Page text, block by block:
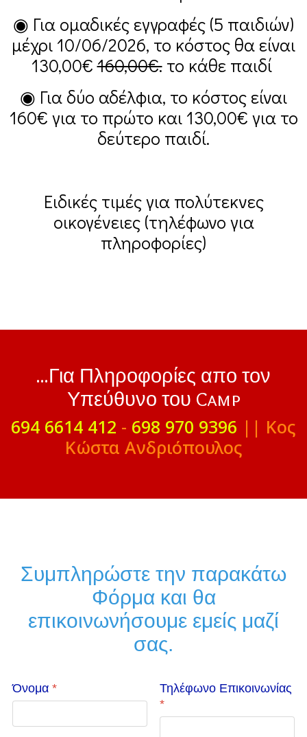
◉ Για ομαδικές εγγραφές (5 παιδιών)
μέχρι 10/06/2026, το κόστος θα είναι
130,00€160,00€.το κάθε παιδί
◉ Για δύο αδέλφια, το κόστος είναι
160€ για το πρώτο και 130,00€ για το
δεύτερο παιδί.
Ειδικές τιμές για πολύτεκνες
οικογένειες (τηλέφωνο για
πληροφορίες)
...Για Πληροφορίες απο τον
Υπεύθυνο του Camp
694 6614 412 - 698 970 9396 || Κος
Κώστα Ανδριόπουλος
Συμπληρώστε την παρακάτω
Φόρμα και θα
επικοινωνήσουμε εμείς μαζί
σας.
Όνομα *
Τηλέφωνο Επικοινωνίας
*